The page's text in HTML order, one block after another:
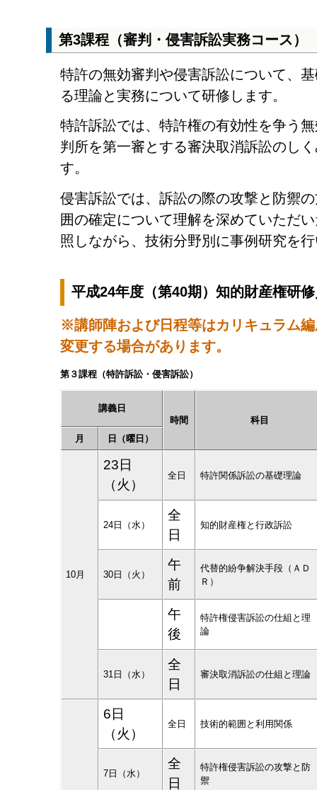
第3課程（審判・侵害訴訟実務コース）
特許の無効審判や侵害訴訟について、
る理論と実務について研修します。
特許訴訟では、特許権の有効性を争う
判所を第一審とする審決取消訴訟のし
す。
侵害訴訟では、訴訟の際の攻撃と防禦
囲の確定について理解を深めていただ
照しながら、技術分野別に事例研究を
平成24年度（第40期）知的財産権研
※講師陣および日程等はカリキュラム
変更する場合があります。
第３課程（特許訴訟・侵害訴訟）
講義日
時間
科目
月
日（曜日）
10月
23日
（火）
全日 特許関係訴訟の基礎理論
24日（水）
全
日
知的財産権と行政訴訟
30日（火）
午
前
代替的紛争解決手段（ＡＤ
Ｒ）
午
後
特許権侵害訴訟の仕組と理
論
31日（水）
全
日
審決取消訴訟の仕組と理論
6日
（火）
全日 技術的範囲と利用関係
7日（水）
全
日
特許権侵害訴訟の攻撃と防
禦